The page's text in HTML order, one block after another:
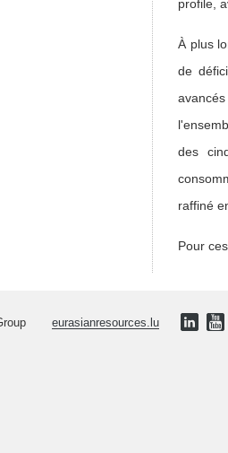
profile,
À plus
de
des
raffiné
Pour
eurasianresources.lu